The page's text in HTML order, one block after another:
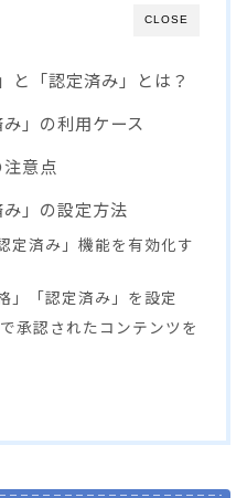
CLOSE
「認定済み」とは？
み」の利用ケース
意点
み」の設定方法
定済み」機能を有効化す
」「認定済み」を設定
承認されたコンテンツを